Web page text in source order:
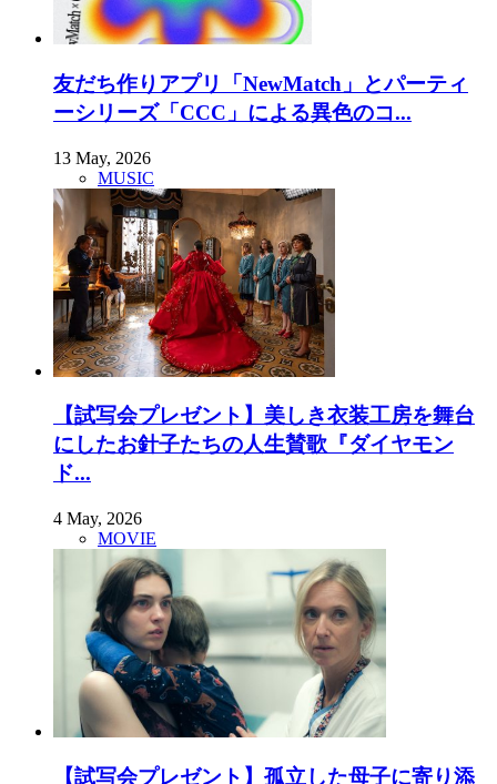
友だち作りアプリ「NewMatch」とパーティ
ーシリーズ「CCC」による異色のコ...
13 May, 2026
MUSIC
【試写会プレゼント】美しき衣装工房を舞台
にしたお針子たちの人生賛歌『ダイヤモン
ド...
4 May, 2026
MOVIE
【試写会プレゼント】孤立した母子に寄り添